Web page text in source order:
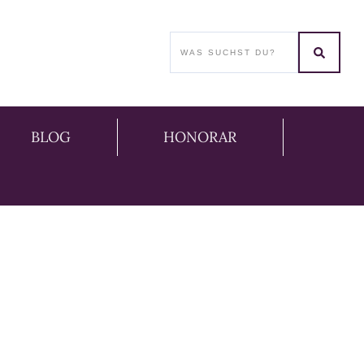
BLOG
HONORAR